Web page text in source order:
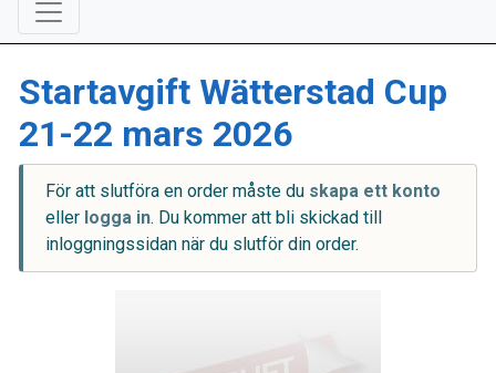
Startavgift Wätterstad Cup
21-22 mars 2026
För att slutföra en order måste du skapa ett konto
eller logga in. Du kommer att bli skickad till
inloggningssidan när du slutför din order.